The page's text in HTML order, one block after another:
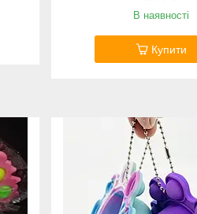
В наявності
Купити